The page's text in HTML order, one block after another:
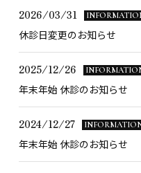
2026/03/31
休診日変更のお知らせ
2025/12/26
年末年始 休診のお知らせ
2024/12/27
年末年始 休診のお知らせ